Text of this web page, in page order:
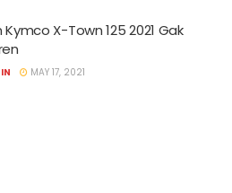
X-Town 125 2021 Gak
MAY 17, 2021